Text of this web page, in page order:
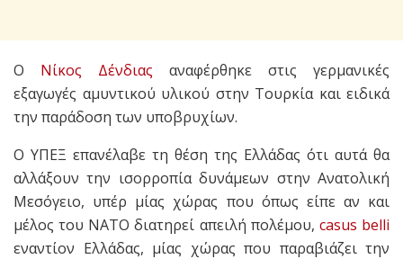
Ο Νίκος Δένδιας αναφέρθηκε στις γερμανικές
εξαγωγές αμυντικού υλικού στην Τουρκία και ειδικά
την παράδοση των υποβρυχίων.
Ο ΥΠΕΞ επανέλαβε τη θέση της Ελλάδας ότι αυτά θα
αλλάξουν την ισορροπία δυνάμεων στην Ανατολική
Μεσόγειο, υπέρ μίας χώρας που όπως είπε αν και
μέλος του ΝΑΤΟ διατηρεί απειλή πολέμου, casus belli
εναντίον Ελλάδας, μίας χώρας που παραβιάζει την